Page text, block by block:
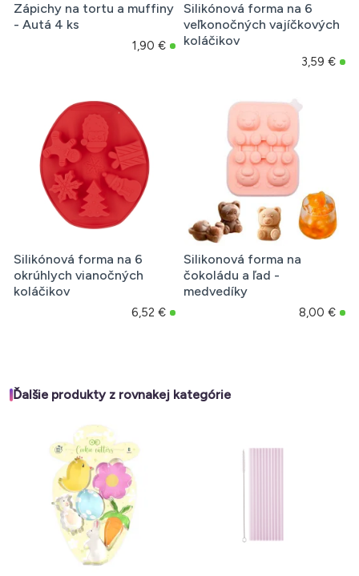
Zápichy na tortu a muffiny
- Autá 4 ks
1,90 €
Silikónová forma na 6
veľkonočných vajíčkových
koláčikov
3,59 €
Silikónová forma na 6
okrúhlych vianočných
koláčikov
6,52 €
Silikonová forma na
čokoládu a ľad -
medvedíky
8,00 €
Ďalšie produkty z rovnakej kategórie